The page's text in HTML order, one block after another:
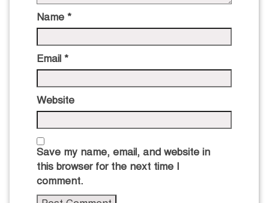
Name *
Email *
Website
Save my name, email, and website in
this browser for the next time I
comment.